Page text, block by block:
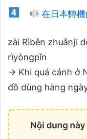
在日本轉機
zài Rìběn zhuǎnjī
rìyòngpǐn
→ Khi quá cảnh ở
đồ dùng hàng
Nội dung